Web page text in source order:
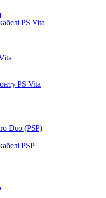
PS Vita
PS Vita
Duo (PSP)
PSP